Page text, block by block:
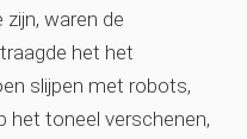
waren de
het het
slijpen met robots,
het toneel verschenen,